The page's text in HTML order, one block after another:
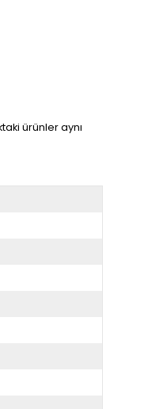
ürünler aynı